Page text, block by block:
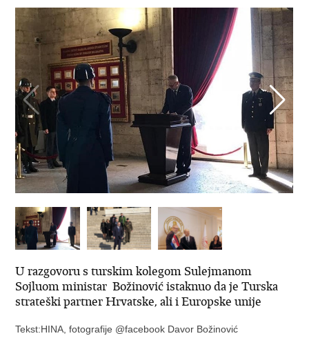
U razgovoru s turskim kolegom Sulejmanom
Sojluom ministar Božinović istaknuo da je Turska
strateški partner Hrvatske, ali i Europske unije
Tekst:HINA, fotografije @facebook Davor Božinović